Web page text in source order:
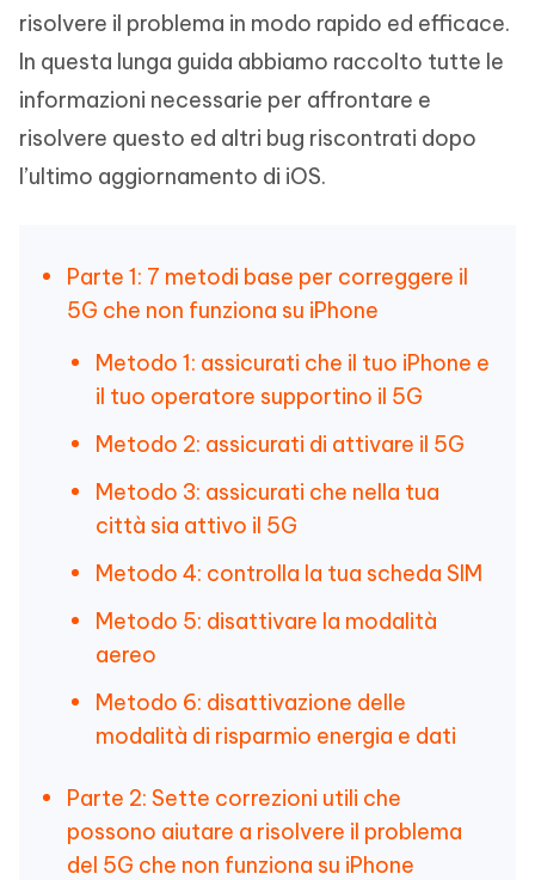
risolvere il problema in modo rapido ed efficace.
In questa lunga guida abbiamo raccolto tutte le
informazioni necessarie per affrontare e
risolvere questo ed altri bug riscontrati dopo
l’ultimo aggiornamento di iOS.
Parte 1: 7 metodi base per correggere il
5G che non funziona su iPhone
Metodo 1: assicurati che il tuo iPhone e
il tuo operatore supportino il 5G
Metodo 2: assicurati di attivare il 5G
Metodo 3: assicurati che nella tua
città sia attivo il 5G
Metodo 4: controlla la tua scheda SIM
Metodo 5: disattivare la modalità
aereo
Metodo 6: disattivazione delle
modalità di risparmio energia e dati
Parte 2: Sette correzioni utili che
possono aiutare a risolvere il problema
del 5G che non funziona su iPhone